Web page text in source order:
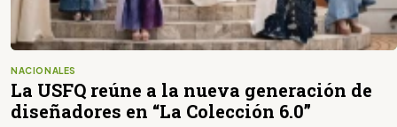
NACIONALES
La USFQ reúne a la nueva generación de
diseñadores en “La Colección 6.0”